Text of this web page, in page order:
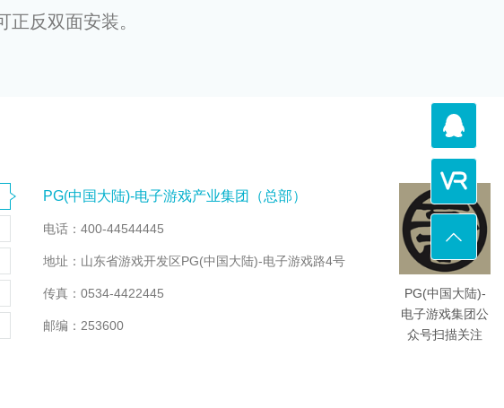
反双面安装。
PG(中国大陆)-电子游戏产业集团（总部）
电话：400-44544445
地址：山东省游戏开发区PG(中国大陆)-电子游戏路4号
传真：0534-4422445
邮编：253600
PG(中国大陆)-
电子游戏集团公
众号扫描关注